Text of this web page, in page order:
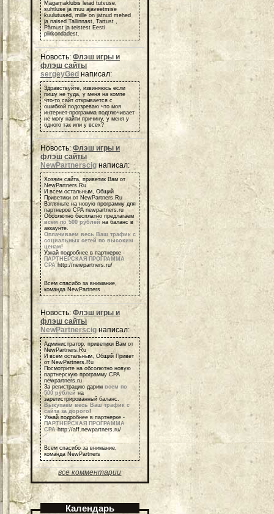
Magamaklubis leiad tutvuse,
suhtluse ja muu ajaveetmise
kuulutused, mille on jätnud mehed
ja naised Tallinnast, Tartust ,
Pärnust ja teistest Eesti
piirkondadest.
Новость: Флэш игры и
флэш сайты
sergeyGed написал:
Здравствуйте, извиняюсь если
пишу не туда, у меня на компе
что-то сайт открывается с
ошибкой подозреваю что моя
интернет-программа подглючивает
не могу найти причину, у меня у
одного так или у всех?
Новость:Флэш игры и
флэш сайты
NewPartnerscig написал:
Хозяин сайта, приветик Вам от
NewPartners.Ru
И всем остальным, Общий
Приветики от NewPartners.Ru
Взгляньте на новую программу для
партнеров СРА newpartners.ru
Обсолютно бесплатно предлагаем
всем по 500 рублей на баланс в
аккаунте.
Оплачиваем весь Ваш трафик с
социальных сетей по высоким
ценам!
Узнай подробнее в партнерке -
ПАРТНЕРСКАЯ ПРОГРАММА
СРАhttp://newpartners.ru/
Всем спасибо за внимание,
команда NewPartners
Новость: Флэш игры и
флэш сайты
NewPartnerscig написал:
Администратор, приветики Вам от
NewPartners.Ru
И всем остальным, Общий Привет
от NewPartners.Ru
Посмотрите на обсолютно новую
партнерскую программу СРА
newpartners.ru
За регистрацию дарим всем по
500 рублей на
зарегистрированный баланс.
Выкупаем весь Ваш трафик с
сайта за дорого!
Узнай подробнее в партнерке -
ПАРТНЕРСКАЯ ПРОГРАММА
СРА http://aff.newpartners.ru/
Всем спасибо за внимание,
команда NewPartners
все комментарии
Календарь